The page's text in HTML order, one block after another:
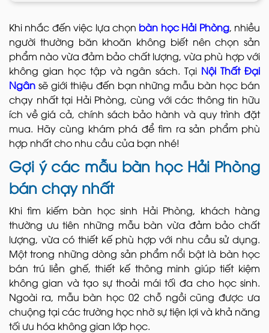
Khi nhắc đến việc lựa chọn bàn học Hải Phòng, nhiều
người thường băn khoăn không biết nên chọn sản
phẩm nào vừa đảm bảo chất lượng, vừa phù hợp với
không gian học tập và ngân sách. Tại Nội Thất Đại
Ngân sẽ giới thiệu đến bạn những mẫu bàn học bán
chạy nhất tại Hải Phòng, cùng với các thông tin hữu
ích về giá cả, chính sách bảo hành và quy trình đặt
mua. Hãy cùng khám phá để tìm ra sản phẩm phù
hợp nhất cho nhu cầu của bạn nhé!
Gợi ý các mẫu bàn học Hải Phòng
bán chạy nhất
Khi tìm kiếm bàn học sinh Hải Phòng, khách hàng
thường ưu tiên những mẫu bàn vừa đảm bảo chất
lượng, vừa có thiết kế phù hợp với nhu cầu sử dụng.
Một trong những dòng sản phẩm nổi bật là bàn học
bán trú liền ghế, thiết kế thông minh giúp tiết kiệm
không gian và tạo sự thoải mái tối đa cho học sinh.
Ngoài ra, mẫu bàn học 02 chỗ ngồi cũng được ưa
chuộng tại các trường học nhờ sự tiện lợi và khả năng
tối ưu hóa không gian lớp học.